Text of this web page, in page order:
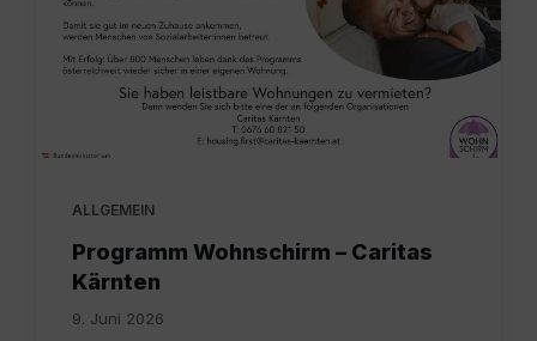
ALLGEMEIN
Programm Wohnschirm – Caritas
Kärnten
9. Juni 2026